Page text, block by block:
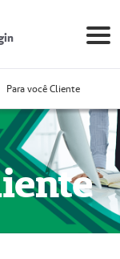
Para você Cliente